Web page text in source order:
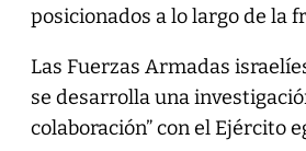
posicionados a lo largo de la
Las Fuerzas Armadas
se desarrolla una
colaboración” con el Ejército